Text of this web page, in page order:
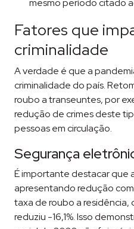
mesmo período citado
Fatores que
criminalidade
A verdade é que a
criminalidade do país.
roubo a transeuntes, por
redução de crimes deste
pessoas em circulação.
Segurança
É importante destacar que
apresentando redução
taxa de roubo a residência,
reduziu -16,1%. Isso